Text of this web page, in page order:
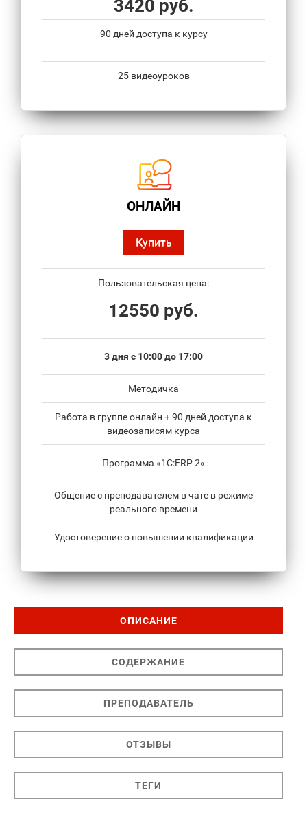
3420 руб.
90 дней доступа к курсу
25 видеоуроков
ОНЛАЙН
Купить
Пользовательская цена:
12550 руб.
3 дня с 10:00 до 17:00
Методичка
Работа в группе онлайн + 90 дней доступа к
видеозаписям курса
Программа «1С:ERP 2»
Общение с преподавателем в чате в режиме
реального времени
Удостоверение о повышении квалификации
ОПИСАНИЕ
СОДЕРЖАНИЕ
ПРЕПОДАВАТЕЛЬ
ОТЗЫВЫ
ТЕГИ